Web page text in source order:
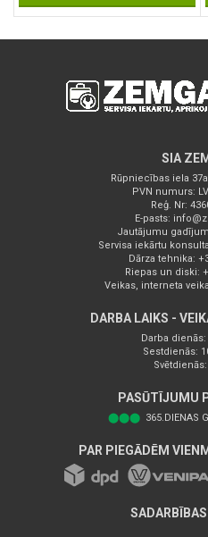
SIA
Rūpniecības iela
PVN numurs:
Reģ. Nr:
E-pasts:
Jautājumu
Servisa iekārtu
Dārza tehnika:
Riepas un diski:
Veikas, interneta
DARBA LAIKS -
Darba dienās:
Sestdienās:
Svētdienās:
PASŪTĪJUMU
⬤⬤⬤ 365.DIENAS
PAR PIEGĀDĒM